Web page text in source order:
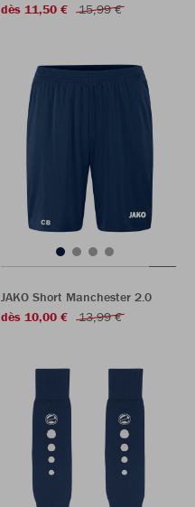
dès 11,50 €
15,99 €
JAKO Short Manchester 2.0
dès 10,00 €
13,99 €